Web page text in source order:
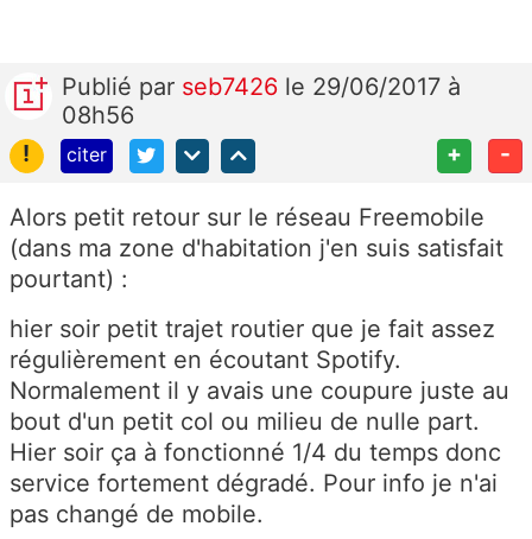
Publié par seb7426 le 29/06/2017 à
08h56
!
citer + -
Alors petit retour sur le réseau Freemobile
(dans ma zone d'habitation j'en suis satisfait
pourtant) :
hier soir petit trajet routier que je fait assez
régulièrement en écoutant Spotify.
Normalement il y avais une coupure juste au
bout d'un petit col ou milieu de nulle part.
Hier soir ça à fonctionné 1/4 du temps donc
service fortement dégradé. Pour info je n'ai
pas changé de mobile.